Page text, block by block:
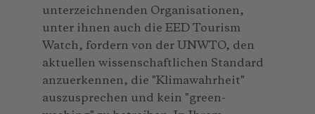
unterzeichnenden Organisationen,
unter ihnen auch die EED Tourism
Watch, fordern von der UNWTO, den
aktuellen wissenschaftlichen Standard
anzuerkennen, die "Klimawahrheit"
auszusprechen und kein "green-